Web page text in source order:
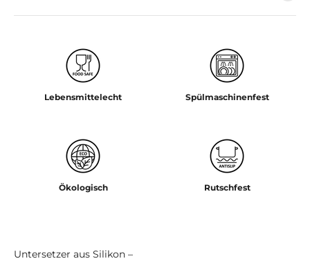
Lebensmittelecht Spülmaschinenfest
Ökologisch Rutschfest
Untersetzer aus Silikon –